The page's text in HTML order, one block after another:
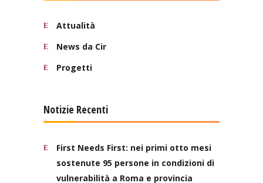
Attualità
News da Cir
Progetti
Notizie Recenti
First Needs First: nei primi otto mesi
sostenute 95 persone in condizioni di
vulnerabilità a Roma e provincia